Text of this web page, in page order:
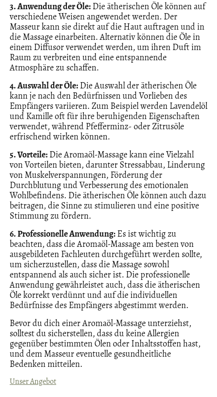
3. Anwendung der Öle: Die ätherischen Öle können auf
verschiedene Weisen angewendet werden. Der
Masseur kann sie direkt auf die Haut auftragen und in
die Massage einarbeiten. Alternativ können die Öle in
einem Diffusor verwendet werden, um ihren Duft im
Raum zu verbreiten und eine entspannende
Atmosphäre zu schaffen.
4. Auswahl der Öle: Die Auswahl der ätherischen Öle
kann je nach den Bedürfnissen und Vorlieben des
Empfängers variieren. Zum Beispiel werden Lavendelöl
und Kamille oft für ihre beruhigenden Eigenschaften
verwendet, während Pfefferminz- oder Zitrusöle
erfrischend wirken können.
5. Vorteile: Die Aromaöl-Massage kann eine Vielzahl
von Vorteilen bieten, darunter Stressabbau, Linderung
von Muskelverspannungen, Förderung der
Durchblutung und Verbesserung des emotionalen
Wohlbefindens. Die ätherischen Öle können auch dazu
beitragen, die Sinne zu stimulieren und eine positive
Stimmung zu fördern.
6. Professionelle Anwendung: Es ist wichtig zu
beachten, dass die Aromaöl-Massage am besten von
ausgebildeten Fachleuten durchgeführt werden sollte,
um sicherzustellen, dass die Massage sowohl
entspannend als auch sicher ist. Die professionelle
Anwendung gewährleistet auch, dass die ätherischen
Öle korrekt verdünnt und auf die individuellen
Bedürfnisse des Empfängers abgestimmt werden.
Bevor du dich einer Aromaöl-Massage unterziehst,
solltest du sicherstellen, dass du keine Allergien
gegenüber bestimmten Ölen oder Inhaltsstoffen hast,
und dem Masseur eventuelle gesundheitliche
Bedenken mitteilen.
Unser Angebot